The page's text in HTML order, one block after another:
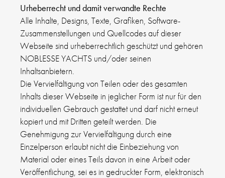
Urheberrecht und damit verwandte Rechte
Alle Inhalte, Designs, Texte, Grafiken, Software-
Zusammenstellungen und Quellcodes auf dieser
Webseite sind urheberrechtlich geschützt und gehören
NOBLESSE YACHTS und/oder seinen
Inhaltsanbietern.
Die Vervielfältigung von Teilen oder des gesamten
Inhalts dieser Webseite in jeglicher Form ist nur für den
individuellen Gebrauch gestattet und darf nicht erneut
kopiert und mit Dritten geteilt werden. Die
Genehmigung zur Vervielfältigung durch eine
Einzelperson erlaubt nicht die Einbeziehung von
Material oder eines Teils davon in eine Arbeit oder
Veröffentlichung, sei es in gedruckter Form, elektronisch